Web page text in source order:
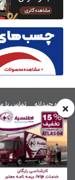
درباره چیدانه تماس با
ورود